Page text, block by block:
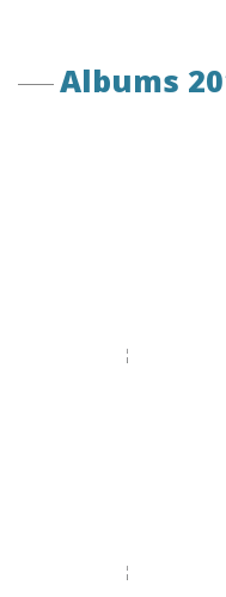
Albums